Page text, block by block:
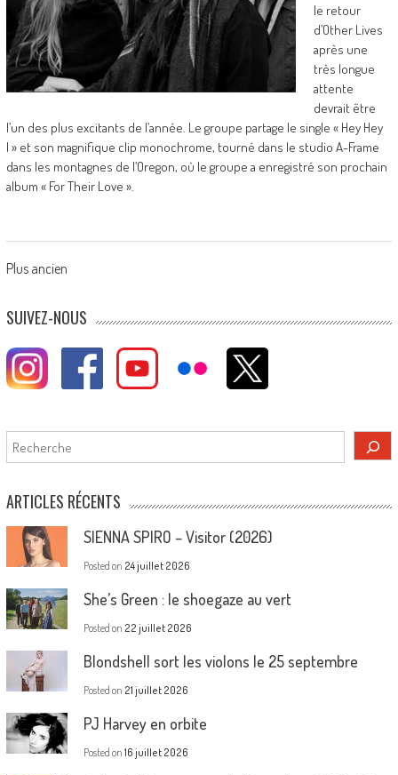
le retour
d’Other Lives
après une
très longue
attente
devrait être
l’un des plus excitants de l’année. Le groupe partage le single « Hey Hey
I » et son magnifique clip monochrome, tourné dans le studio A-Frame
dans les montagnes de l’Oregon, où le groupe a enregistré son prochain
album « For Their Love ».
Posts
navigation
Plus ancien
SUIVEZ-NOUS
Rechercher
ARTICLES RÉCENTS
SIENNA SPIRO – Visitor (2026)
Posted on 24 juillet 2026
She’s Green : le shoegaze au vert
Posted on 22 juillet 2026
Blondshell sort les violons le 25 septembre
Posted on 21 juillet 2026
PJ Harvey en orbite
Posted on 16 juillet 2026